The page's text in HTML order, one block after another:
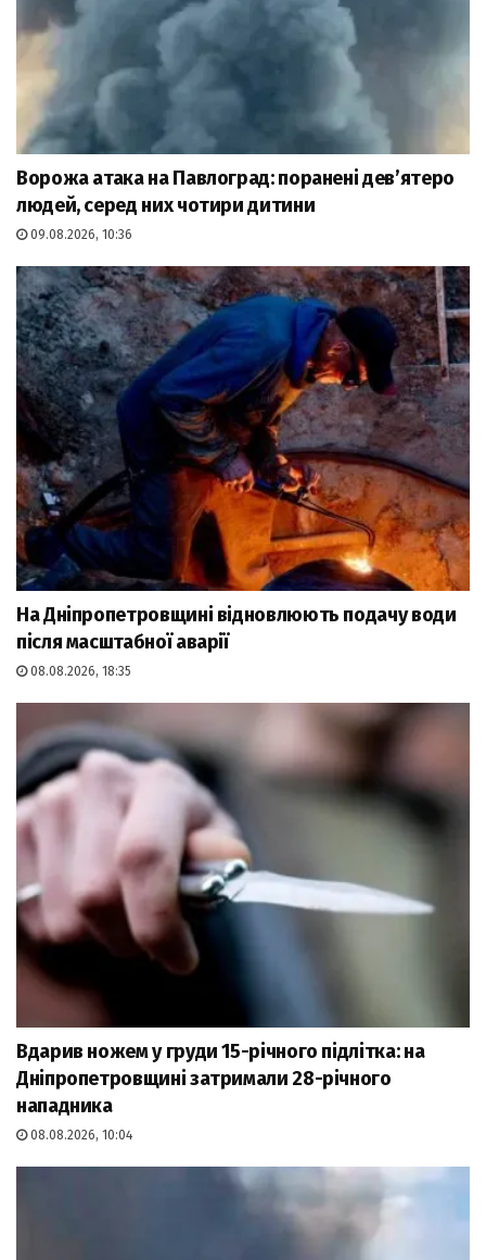
Ворожа атака на Павлоград: поранені дев’ятеро
людей, серед них чотири дитини
09.08.2026, 10:36
На Дніпропетровщині відновлюють подачу води
після масштабної аварії
08.08.2026, 18:35
Вдарив ножем у груди 15-річного підлітка: на
Дніпропетровщині затримали 28-річного
нападника
08.08.2026, 10:04